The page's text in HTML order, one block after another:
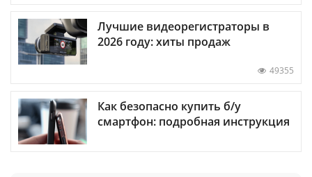
Лучшие видеорегистраторы в
2026 году: хиты продаж
49355
Как безопасно купить б/у
смартфон: подробная инструкция